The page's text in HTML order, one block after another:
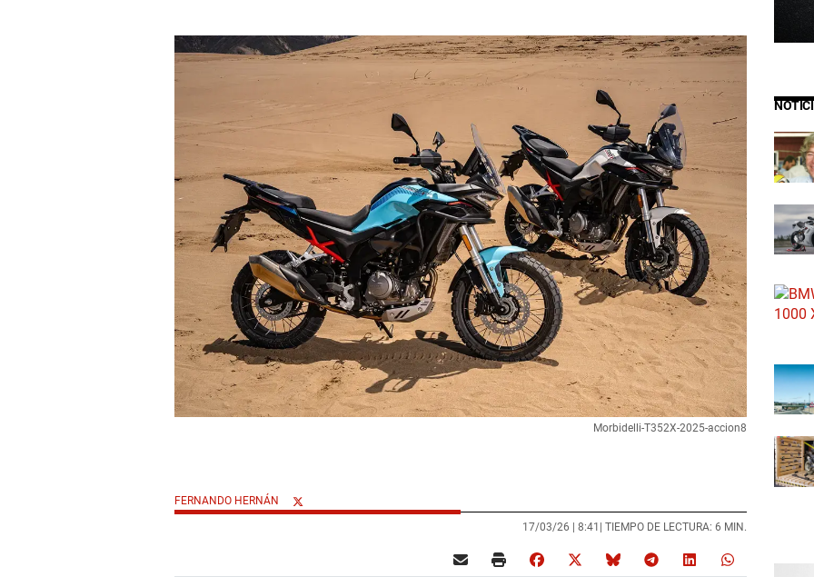
Morbidelli-T352X-2025-accion8
FERNANDO HERNÁN
17/03/26 | 8:41 | TIEMPO DE LECTURA: 6 MIN.